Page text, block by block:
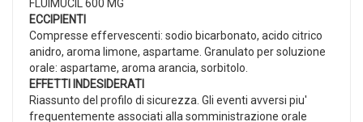
FLUIMUCIL 600 MG
ECCIPIENTI
Compresse effervescenti: sodio bicarbonato, acido citrico
anidro, aroma limone, aspartame. Granulato per soluzione
orale: aspartame, aroma arancia, sorbitolo.
EFFETTI INDESIDERATI
Riassunto del profilo di sicurezza. Gli eventi avversi piu'
frequentemente associati alla somministrazione orale